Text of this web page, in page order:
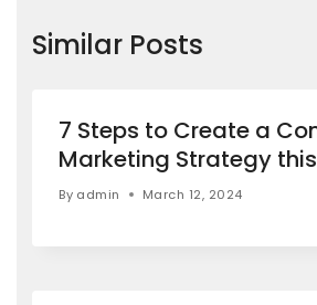
Similar Posts
7 Steps to Create a
Marketing Strategy
By admin March 12, 2024